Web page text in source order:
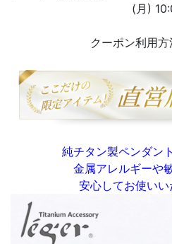
(月)
クーポン利用方
純チタン製ペンダン
金属アレルギーや
安心してお使いい